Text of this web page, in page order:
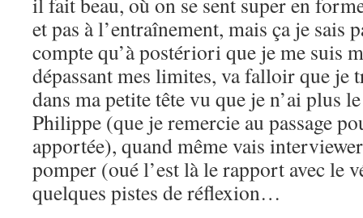
et pas à l’entraînement, mais ça je sais
compte qu’à postériori que je me suis
dépassant mes limites, va falloir que je
dans ma petite tête vu que je n’ai plus
Philippe (que je remercie au passage
apportée), quand même vais
pomper (oué l’est là le rapport avec le
quelques pistes de réflexion…